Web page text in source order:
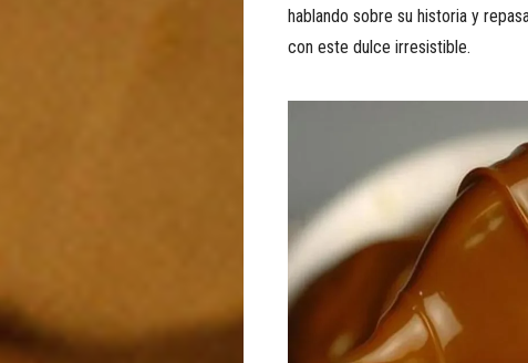
hablando sobre su historia y
con este dulce irresistible.